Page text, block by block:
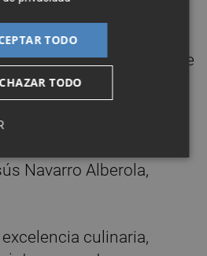
a las personas que
Carmencita, todo el
dado durante estos 100
que investigando y
que mejoren su
Navarro Alberola,
culinaria,
TODO
TODO